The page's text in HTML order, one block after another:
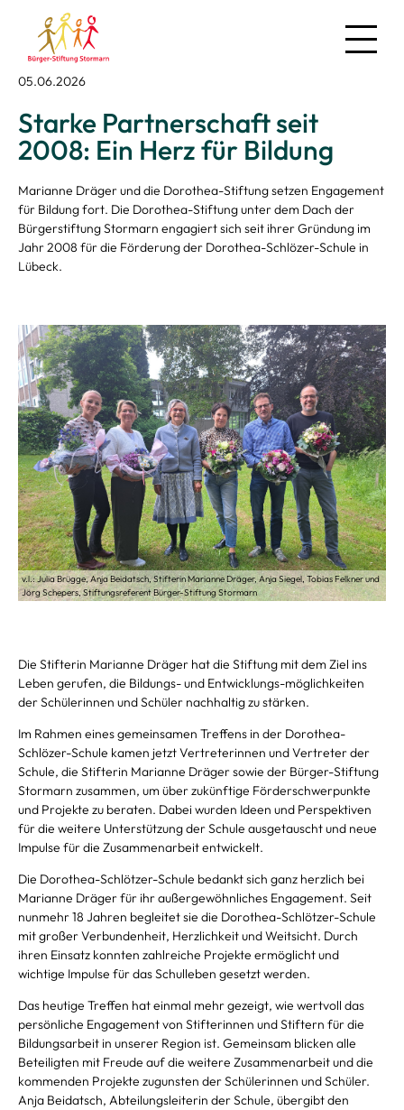
News
Über uns
Regionales
Projekte
Mitmachen
Kontakt
05.06.2026
Starke Partnerschaft seit
2008: Ein Herz für Bildung
Marianne Dräger und die Dorothea-Stiftung setzen Engagement
für Bildung fort. Die Dorothea-Stiftung unter dem Dach der
Bürgerstiftung Stormarn engagiert sich seit ihrer Gründung im
Jahr 2008 für die Förderung der Dorothea-Schlözer-Schule in
Lübeck.
v.l.: Julia Brügge, Anja Beidatsch, Stifterin Marianne Dräger, Anja Siegel, Tobias Felkner und
Jörg Schepers, Stiftungsreferent Bürger-Stiftung Stormarn
Die Stifterin Marianne Dräger hat die Stiftung mit dem Ziel ins
Leben gerufen, die Bildungs- und Entwicklungs-möglichkeiten
der Schülerinnen und Schüler nachhaltig zu stärken.
Im Rahmen eines gemeinsamen Treffens in der Dorothea-
Schlözer-Schule kamen jetzt Vertreterinnen und Vertreter der
Schule, die Stifterin Marianne Dräger sowie der Bürger-Stiftung
Stormarn zusammen, um über zukünftige Förderschwerpunkte
und Projekte zu beraten. Dabei wurden Ideen und Perspektiven
für die weitere Unterstützung der Schule ausgetauscht und neue
Impulse für die Zusammenarbeit entwickelt.
Die Dorothea-Schlötzer-Schule bedankt sich ganz herzlich bei
Marianne Dräger für ihr außergewöhnliches Engagement. Seit
nunmehr 18 Jahren begleitet sie die Dorothea-Schlötzer-Schule
mit großer Verbundenheit, Herzlichkeit und Weitsicht. Durch
ihren Einsatz konnten zahlreiche Projekte ermöglicht und
wichtige Impulse für das Schulleben gesetzt werden.
Das heutige Treffen hat einmal mehr gezeigt, wie wertvoll das
persönliche Engagement von Stifterinnen und Stiftern für die
Bildungsarbeit in unserer Region ist. Gemeinsam blicken alle
Beteiligten mit Freude auf die weitere Zusammenarbeit und die
kommenden Projekte zugunsten der Schülerinnen und Schüler.
Anja Beidatsch, Abteilungsleiterin der Schule, übergibt den